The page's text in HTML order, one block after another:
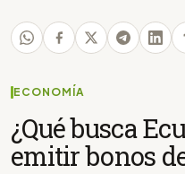
ECONOMÍA
¿Qué busca
emitir bonos